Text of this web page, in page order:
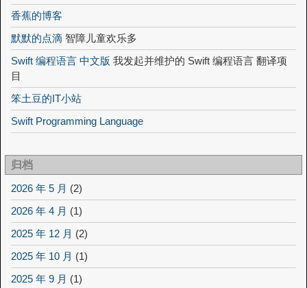
香蕉的博客
默默的点滴 智障儿童欢乐多
Swift 编程语言 中文版 我发起并维护的 Swift 编程语言 翻译项
目
笨土豆的IT小站
Swift Programming Language
归档
2026 年 5 月 (2)
2026 年 4 月 (1)
2025 年 12 月 (2)
2025 年 10 月 (1)
2025 年 9 月 (1)